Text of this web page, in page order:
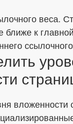
веса.
ближе к
вложенности